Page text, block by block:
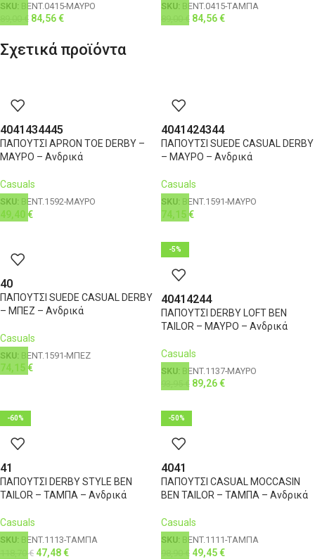
SKU: BENT.0415-ΜΑΥΡΟ
€ 84,56€
SKU: BENT.0415-ΤΑΜΠΑ
€ 84,56€
Σχετικά προϊόντα
4041 434445
ΠΑΠΟΥΤΣΙ APRON TOE DERBY –
ΜΑΥΡΟ – Ανδρικά
Casuals
SKU: BENT.1592-ΜΑΥΡΟ
49,40 €
4041 424344
ΠΑΠΟΥΤΣΙ SUEDE CASUAL DERBY
– ΜΑΥΡΟ – Ανδρικά
Casuals
SKU: BENT.1591-ΜΑΥΡΟ
74,15 €
40
ΠΑΠΟΥΤΣΙ SUEDE CASUAL DERBY
– ΜΠΕΖ – Ανδρικά
Casuals
SKU: BENT.1591-ΜΠΕΖ
74,15 €
-5%
4041 4244
ΠΑΠΟΥΤΣΙ DERBY LOFT BEN
TAILOR – ΜΑΥΡΟ – Ανδρικά
Casuals
SKU: BENT.1137-ΜΑΥΡΟ
€ 89,26€
-60%
41
ΠΑΠΟΥΤΣΙ DERBY STYLE BEN
TAILOR – ΤΑΜΠΑ – Ανδρικά
Casuals
SKU: BENT.1113-ΤΑΜΠΑ
118,70€ 47,48€
-50%
4041
ΠΑΠΟΥΤΣΙ CASUAL MOCCASIN
BEN TAILOR – ΤΑΜΠΑ – Ανδρικά
Casuals
SKU: BENT.1111-ΤΑΜΠΑ
€ 49,45€